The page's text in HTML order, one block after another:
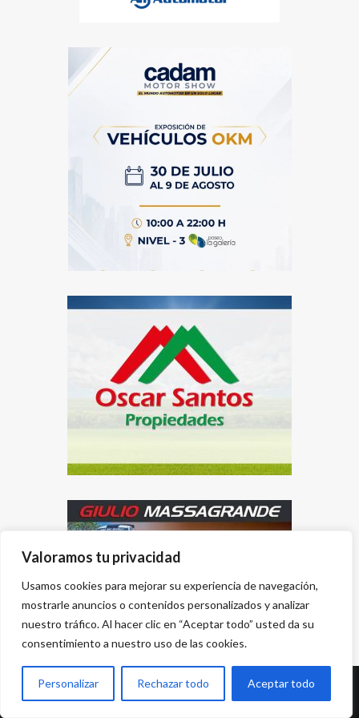
Valoramos tu privacidad
Usamos cookies para mejorar su experiencia de navegación,
mostrarle anuncios o contenidos personalizados y analizar
nuestro tráfico. Al hacer clic en “Aceptar todo” usted da su
consentimiento a nuestro uso de las cookies.
Personalizar Rechazar todo Aceptar todo
Desarrollado por